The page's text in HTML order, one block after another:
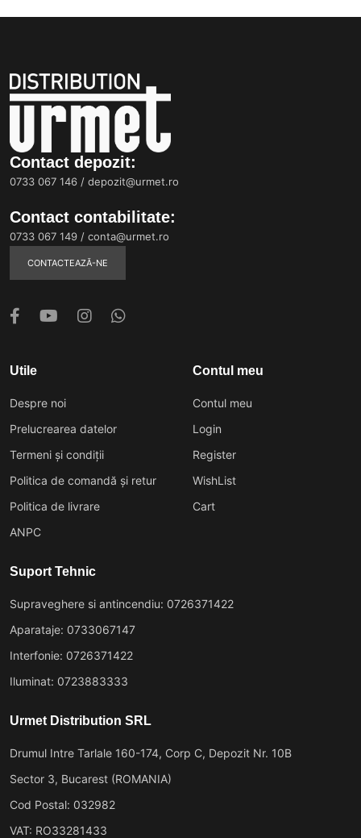
Contact depozit:
0733 067 146 / depozit@urmet.ro
Contact contabilitate:
0733 067 149 / conta@urmet.ro
CONTACTEAZĂ-NE
Utile
Despre noi
Prelucrearea datelor
Termeni și condiții
Politica de comandă și retur
Politica de livrare
ANPC
Contul meu
Contul meu
Login
Register
WishList
Cart
Suport Tehnic
Supraveghere si antincendiu: 0726371422
Aparataje: 0733067147
Interfonie: 0726371422
Iluminat: 0723883333
Urmet Distribution SRL
Drumul Intre Tarlale 160-174, Corp C, Depozit Nr. 10B
Sector 3, Bucarest (ROMANIA)
Cod Postal: 032982
VAT: RO33281433